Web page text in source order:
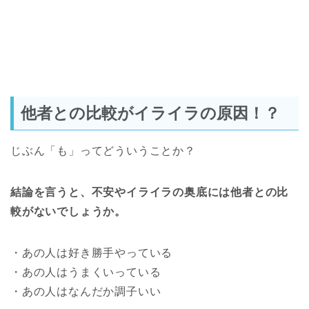
他者との比較がイライラの原因！？
じぶん「も」ってどういうことか？
結論を言うと、不安やイライラの奥底には他者との比
較がないでしょうか。
・あの人は好き勝手やっている
・あの人はうまくいっている
・あの人はなんだか調子いい